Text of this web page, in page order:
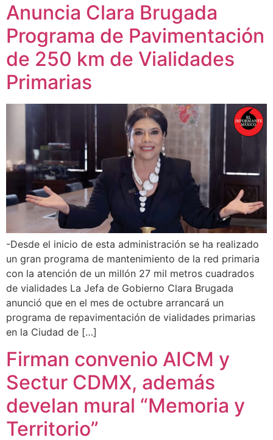
Anuncia Clara Brugada
Programa de Pavimentación
de 250 km de Vialidades
Primarias
-Desde el inicio de esta administración se ha realizado
un gran programa de mantenimiento de la red primaria
con la atención de un millón 27 mil metros cuadrados
de vialidades La Jefa de Gobierno Clara Brugada
anunció que en el mes de octubre arrancará un
programa de repavimentación de vialidades primarias
en la Ciudad de […]
Firman convenio AICM y
Sectur CDMX, además
develan mural “Memoria y
Territorio”